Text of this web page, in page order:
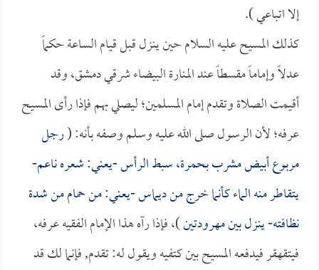
إلا اتباعي ).
كذلك المسيح عليه السلام حين ينزل قبل قيام الساعة حكماً
عدلاً وإماماً مقسطاً عند المنارة البيضاء شرقي دمشق، وقد
أقيمت الصلاة وتقدم إمام المسلمين؛ ليصلي بهم فإذا رأى المسيح
عرفه؛ لأن الرسول صلى الله عليه وسلم وصفه بأنه: (رجل
مربوع أبيض مشرب بحمرة، سبط الرأس -يعني: شعره ناعم-
يتقاطر منه الماء كأنما خرج من ديماس -يعني: من حمام من شدة
نظافته- ينزل بين مهرودتين)، فإذا رآه هذا الإمام الفقيه عرفه،
فيتقهقر فيدفعه المسيح بين كتفيه ويقول له: تقدم, فإنما لك قد